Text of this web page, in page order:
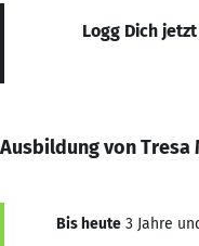
Logg Dich
Ausbildung von Tresa
Bis heute 3 Jahre